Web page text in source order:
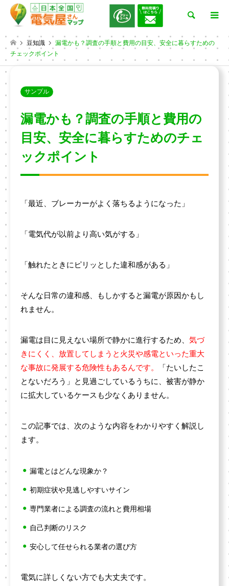
検索
豆知識
漏電かも？調査の手順と費用の目安、安全に暮らすための
チェックポイント
サンプル
漏電かも？調査の手順と費用の
目安、安全に暮らすためのチェ
ックポイント
「最近、ブレーカーがよく落ちるようになった」
「電気代が以前より高い気がする」
「触れたときにピリッとした違和感がある」
そんな日常の違和感、もしかすると漏電が原因かもし
れません。
漏電は目に見えない場所で静かに進行するため、 気づ
きにくく、放置してしまうと火災や感電といった重大
な事故に発展する危険性もあるんです。
「たいしたこ
とないだろう」と見過ごしているうちに、被害が静か
に拡大しているケースも少なくありません。
この記事では、次のような内容をわかりやすく解説し
ます。
漏電とはどんな現象か？
初期症状や見逃しやすいサイン
専門業者による調査の流れと費用相場
自己判断のリスク
安心して任せられる業者の選び方
電気に詳しくない方でも大丈夫です。